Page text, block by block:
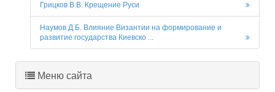
Грицков В.В. Крещение Руси
Наумов Д.Б. Влияние Византии на формирование и
развитие государства Киевско ...
Меню сайта